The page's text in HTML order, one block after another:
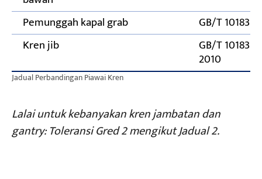
Pemunggah kapal grab
GB/T
Kren jib
GB/T 10183.4-
2010
Jadual Perbandingan Piawai Kren
Lalai untuk kebanyakan kren jambatan dan
gantry: Toleransi Gred 2 mengikut Jadual 2.